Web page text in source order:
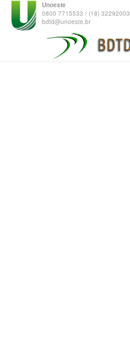
Unoeste
0800 7715533 / (18) 32292003
bdtd@unoeste.br